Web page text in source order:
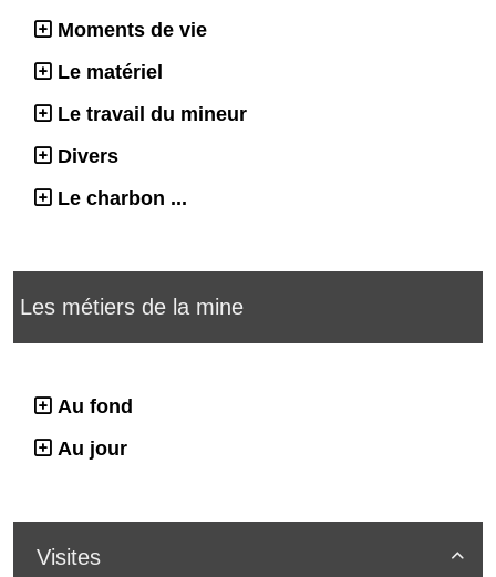
Moments de vie
Le matériel
Le travail du mineur
Divers
Le charbon ...
Les métiers de la mine
Au fond
Au jour

Visites